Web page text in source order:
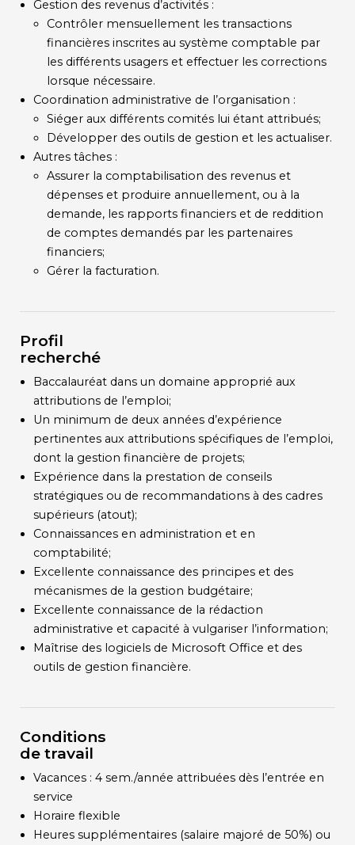
Gestion des revenus d’activités :
Contrôler mensuellement les transactions
financières inscrites au système comptable par
les différents usagers et effectuer les corrections
lorsque nécessaire.
Coordination administrative de l’organisation :
Siéger aux différents comités lui étant attribués;
Développer des outils de gestion et les actualiser.
Autres tâches :
Assurer la comptabilisation des revenus et
dépenses et produire annuellement, ou à la
demande, les rapports financiers et de reddition
de comptes demandés par les partenaires
financiers;
Gérer la facturation.
Profil
recherché
Baccalauréat dans un domaine approprié aux
attributions de l’emploi;
Un minimum de deux années d’expérience
pertinentes aux attributions spécifiques de l’emploi,
dont la gestion financière de projets;
Expérience dans la prestation de conseils
stratégiques ou de recommandations à des cadres
supérieurs (atout);
Connaissances en administration et en
comptabilité;
Excellente connaissance des principes et des
mécanismes de la gestion budgétaire;
Excellente connaissance de la rédaction
administrative et capacité à vulgariser l’information;
Maîtrise des logiciels de Microsoft Office et des
outils de gestion financière.
Conditions
de travail
Vacances : 4 sem./année attribuées dès l’entrée en
service
Horaire flexible
Heures supplémentaires (salaire majoré de 50%) ou